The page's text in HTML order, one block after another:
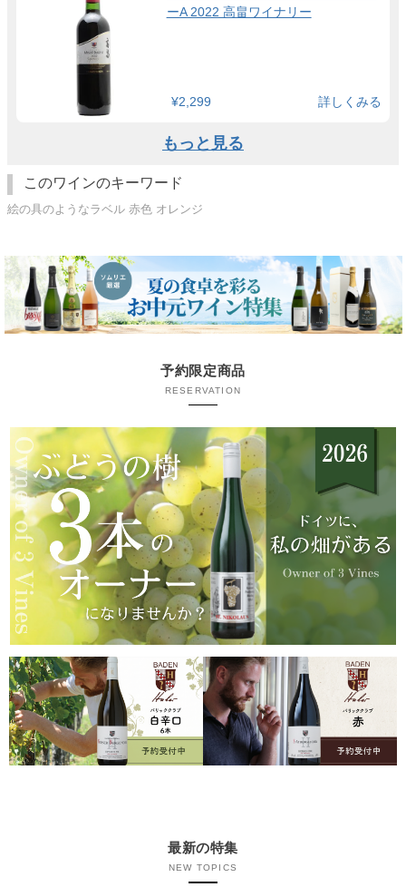
ーA 2022 高畠ワイナリー
¥2,299 詳しくみる
もっと見る
このワインのキーワード
絵の具のようなラベル 赤色 オレンジ
予約限定商品
RESERVATION
最新の特集
NEW TOPICS